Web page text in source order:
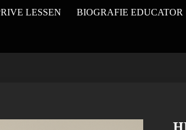
LESSEN BIOGRAFIE EDUCATOR